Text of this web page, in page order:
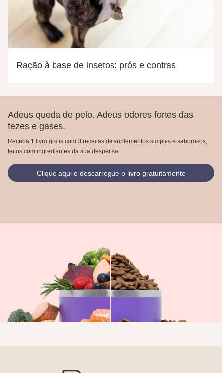
Ração à base de insetos: prós e contras
Adeus queda de pelo. Adeus odores fortes das
fezes e gases.
Receba 1 livro grátis com 3 receitas de suplementos simples e saborosos,
feitos com ingredientes da sua despensa
Clique aqui e descarregue o livro gratuitamente